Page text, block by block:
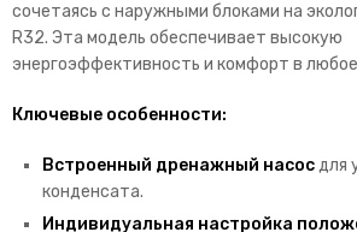
сочетаясь с наружными блоками на
R32. Эта модель обеспечивает высокую
энергоэффективность и комфорт в
Ключевые особенности:
Встроенный дренажный насосдля
конденсата.
Индивидуальная настройка